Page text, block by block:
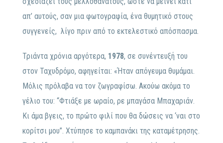
απ’ αυτούς, σαν μια φωτογραφία, ένα θυμητικό στους
συγγενείς, λίγο πριν από το εκτελεστικό απόσπασμα.
Τριάντα χρόνια αργότερα, 1978, σε συνέντευξή του
στον Ταχυδρόμο, αφηγείται: «Ήταν απόγευμα θυμάμαι.
Μόλις πρόλαβα να τον ζωγραφίσω. Ακούω ακόμα το
γέλιο του: “Φτιάξε με ωραίο, ρε μπαγάσα Μπαχαριάν.
Κι άμα βγεις, το πρώτο φιλί που θα δώσεις να ‘ναι στο
κορίτσι μου”. Χτύπησε το καμπανάκι της καταμέτρησης.